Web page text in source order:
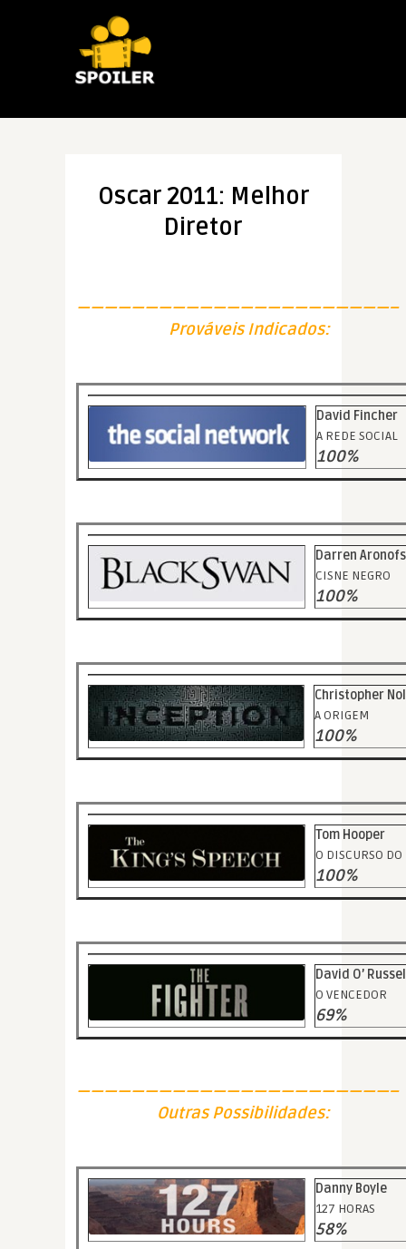
Oscar 2011: Melhor
Diretor
———————————————————————–
Prováveis Indicados:
David Fincher
A REDE SOCIAL
100%
Darren
CISNE NEGRO
100%
Christopher
A ORIGEM
100%
Tom Hooper
O DISCURSO
100%
David O’
O VENCEDOR
69%
———————————————————————–
Outras Possibilidades:
Danny Boyle
127 HORAS
58%